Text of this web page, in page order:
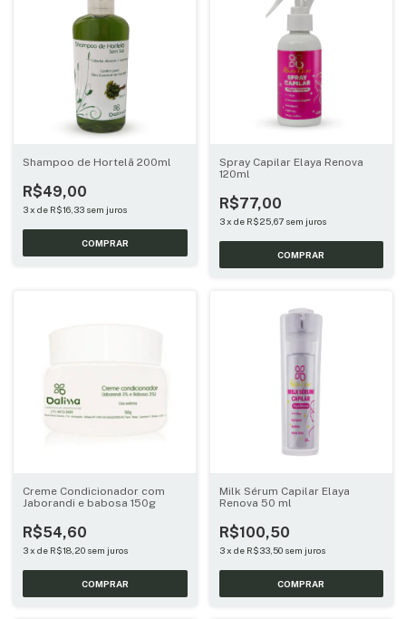
Shampoo de Hortelã 200ml
R$49,00
3x de R$16,33 sem juros
Spray Capilar Elaya Renova
120ml
R$77,00
3 x de R$25,67 sem juros
Creme Condicionador com
Jaborandi e babosa 150g
R$54,60
3x de R$18,20 sem juros
Milk Sérum Capilar Elaya
Renova 50 ml
R$100,50
3 x de R$33,50 sem juros